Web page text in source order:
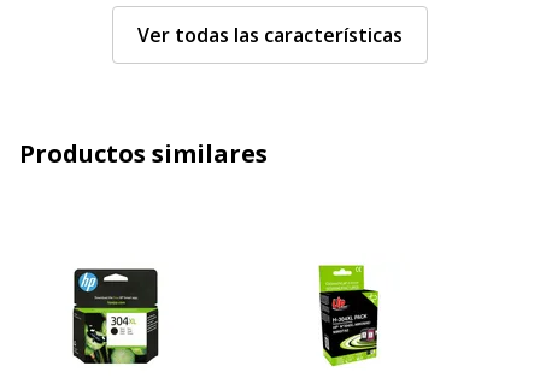
No
Chorro de tinta
Tipo de consumible Cartucho de tinta
Ver todas las características
Productos similares